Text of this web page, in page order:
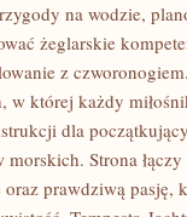
na wodzie,
żeglarskie
z
w której każdy
dla
Strona
oraz prawdziwą